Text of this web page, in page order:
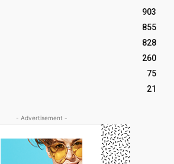
903
855
828
260
75
21
- Advertisement -